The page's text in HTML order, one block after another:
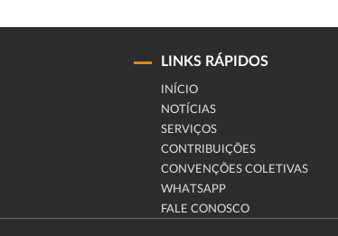
LINKS RÁPIDOS
INÍCIO
NOTÍCIAS
SERVIÇOS
CONTRIBUIÇÕES
CONVENÇÕES COLETIVAS
WHATSAPP
FALE CONOSCO